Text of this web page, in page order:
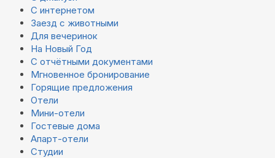
С интернетом
Заезд с животными
Для вечеринок
На Новый Год
С отчётными документами
Мгновенное бронирование
Горящие предложения
Отели
Мини-отели
Гостевые дома
Апарт-отели
Студии